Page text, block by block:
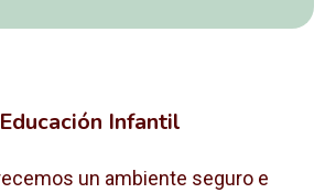
Educación Infantil
un ambiente seguro e